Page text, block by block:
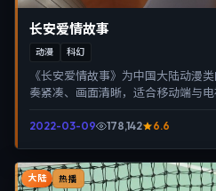
长安爱情故事
动漫 科幻
《长安爱情故事》为中国大陆动漫
奏紧凑、画面清晰，适合移动端与
2022-03-09 178,142 6.6
大陆 热播